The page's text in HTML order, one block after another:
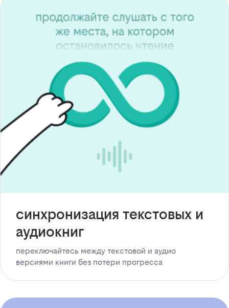
синхронизация текстовых и
аудиокниг
переключайтесь между текстовой и аудио
версиями книги без потери прогресса